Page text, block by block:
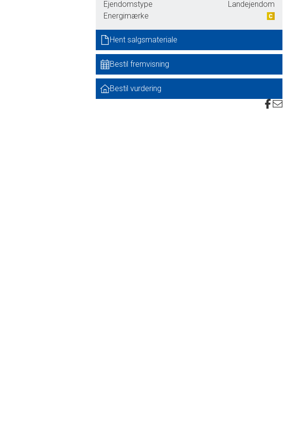
Ejendomstype
Landejendom
Energimærke
Hent salgsmateriale
Bestil fremvisning
Bestil vurdering